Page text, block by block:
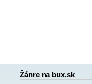
Žánre na bux.sk